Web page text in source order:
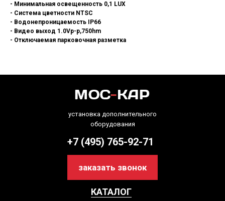
- Минимальная освещенность 0,1 LUX
- Система цветности NTSC
- Водонепроницаемость IP66
- Видео выход 1.0Vp-p,750hm
- Отключаемая парковочная разметка
КАТАЛОГ
+7 (495) 765-92-71
установка дополнительного
оборудования
заказать звонок